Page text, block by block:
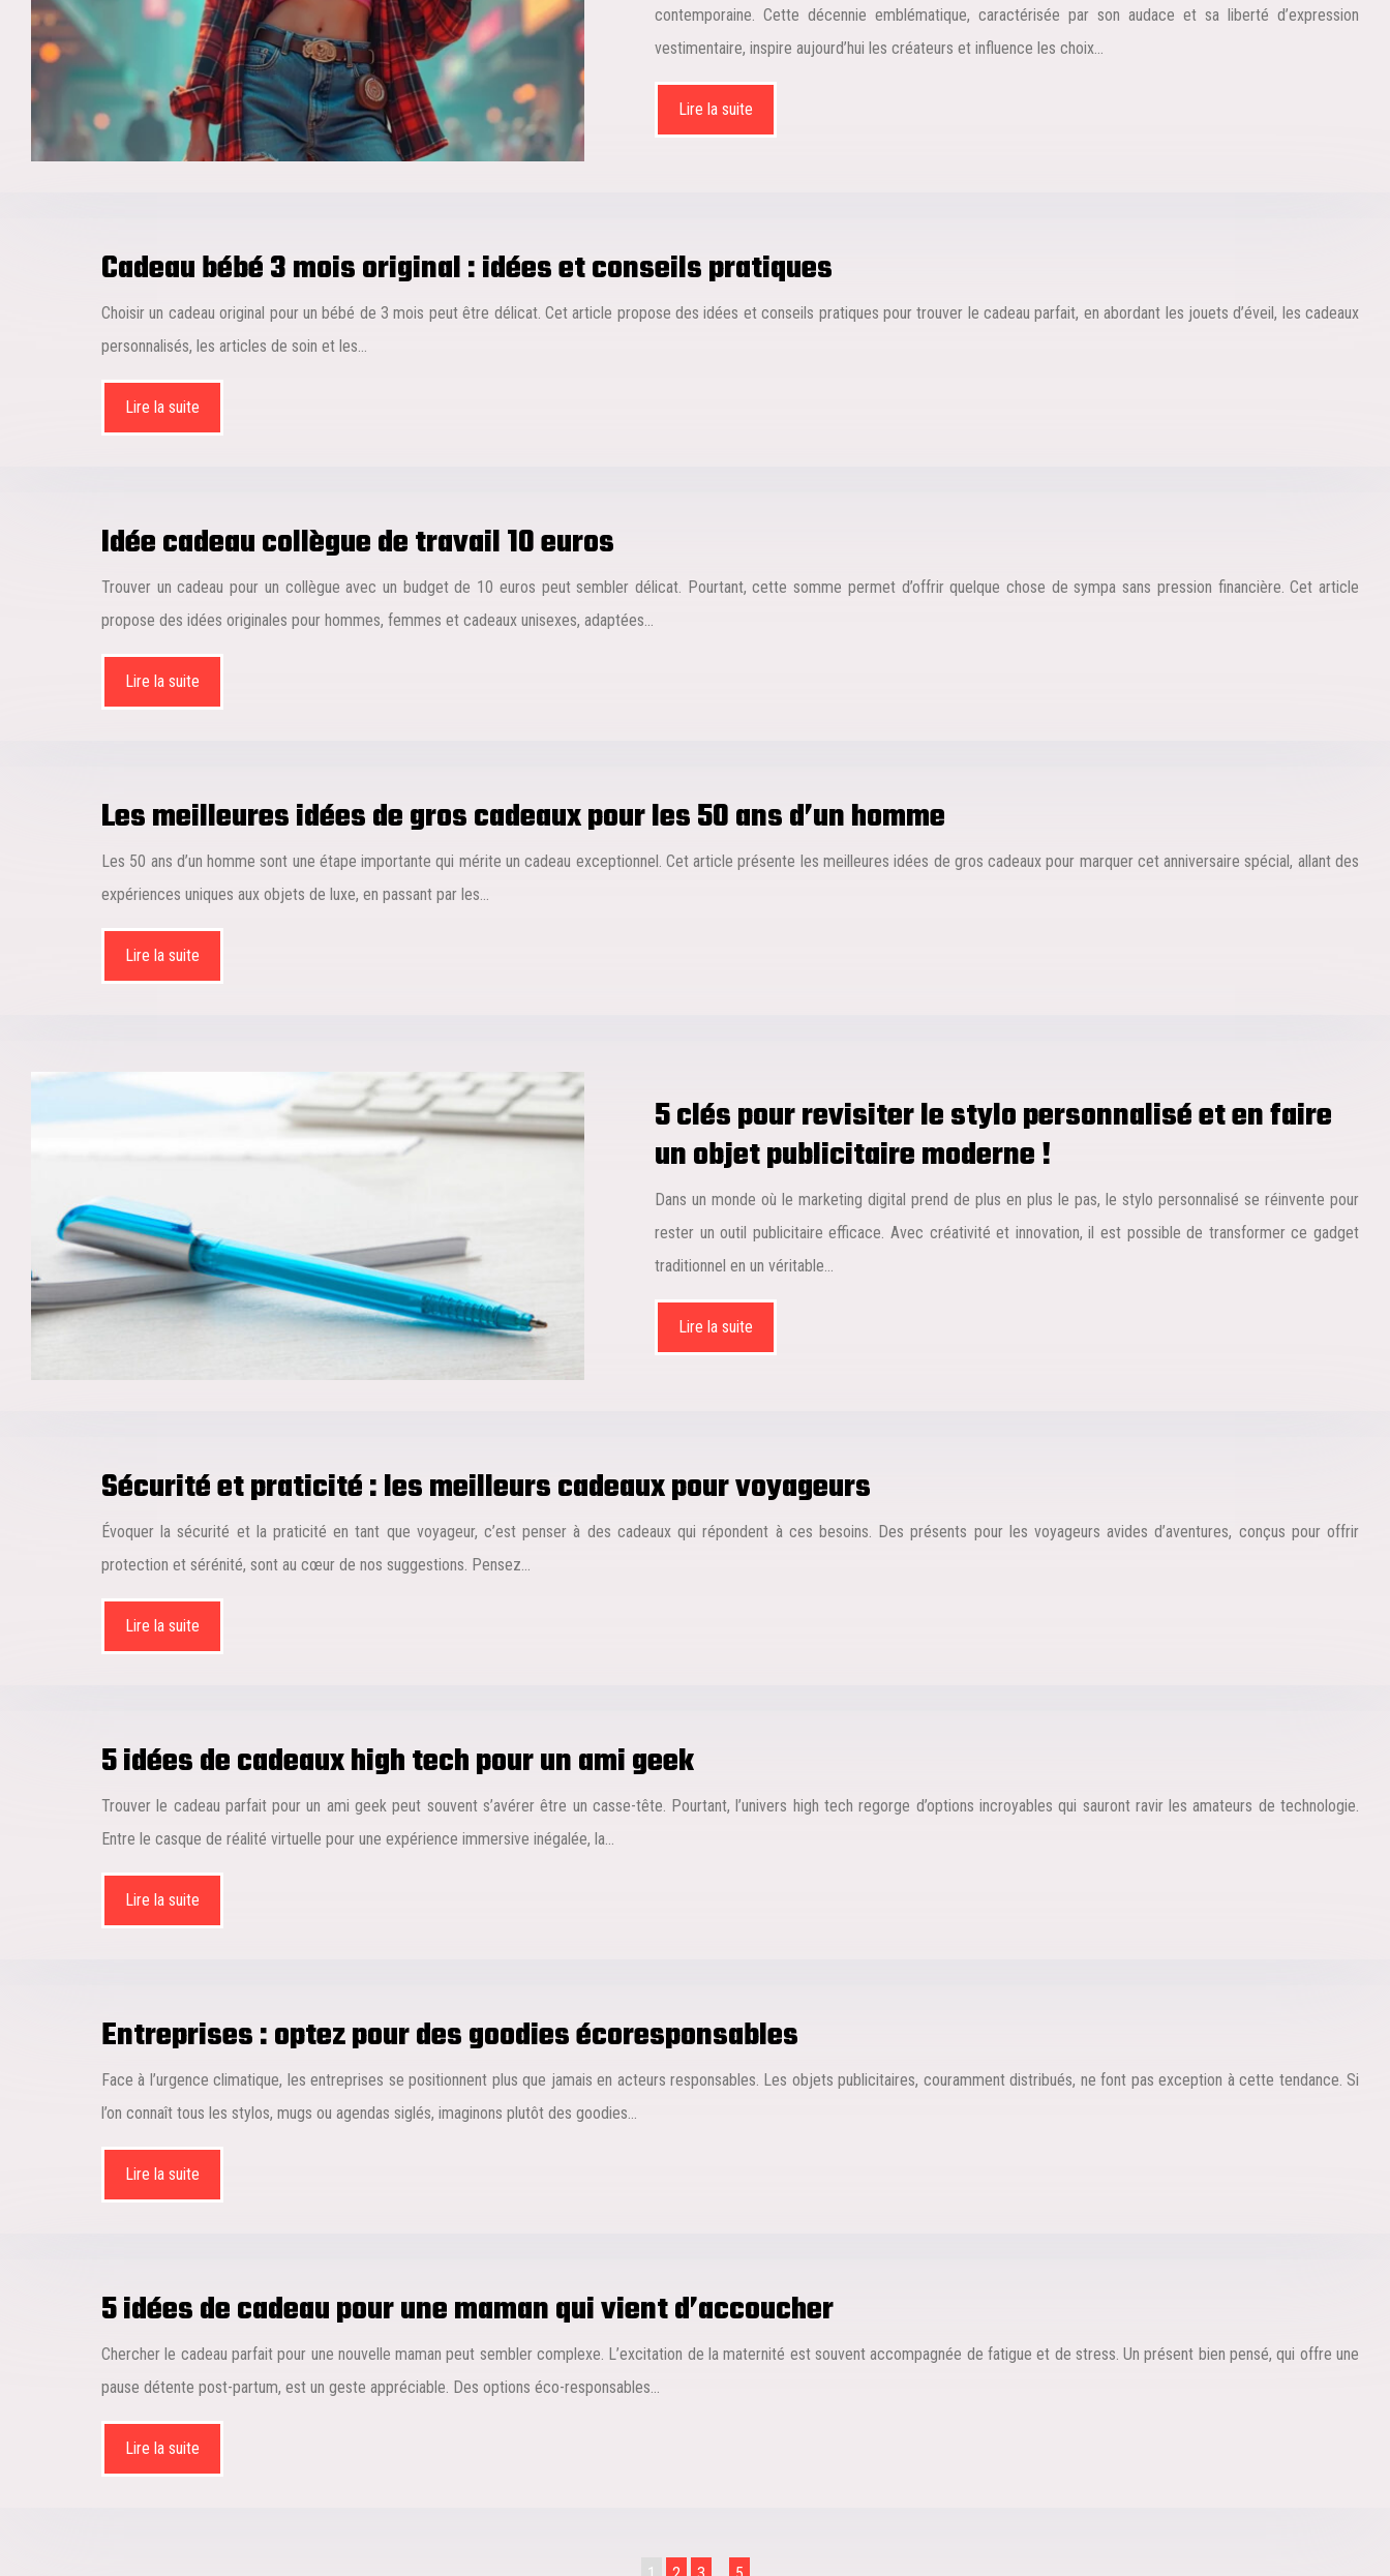
contemporaine. Cette décennie emblématique, caractérisée par son audace et sa liberté d’expression
vestimentaire, inspire aujourd’hui les créateurs et influence les choix…
Lire la suite
Cadeau bébé 3 mois original : idées et conseils pratiques
Choisir un cadeau original pour un bébé de 3 mois peut être délicat. Cet article propose des idées et conseils pratiques pour trouver le cadeau parfait, en abordant les jouets d’éveil, les cadeaux
personnalisés, les articles de soin et les…
Lire la suite
Idée cadeau collègue de travail 10 euros
Trouver un cadeau pour un collègue avec un budget de 10 euros peut sembler délicat. Pourtant, cette somme permet d’offrir quelque chose de sympa sans pression financière. Cet article
propose des idées originales pour hommes, femmes et cadeaux unisexes, adaptées…
Lire la suite
Les meilleures idées de gros cadeaux pour les 50 ans d’un homme
Les 50 ans d’un homme sont une étape importante qui mérite un cadeau exceptionnel. Cet article présente les meilleures idées de gros cadeaux pour marquer cet anniversaire spécial, allant des
expériences uniques aux objets de luxe, en passant par les…
Lire la suite
5 clés pour revisiter le stylo personnalisé et en faire
un objet publicitaire moderne !
Dans un monde où le marketing digital prend de plus en plus le pas, le stylo personnalisé se réinvente pour
rester un outil publicitaire efficace. Avec créativité et innovation, il est possible de transformer ce gadget
traditionnel en un véritable…
Lire la suite
Sécurité et praticité : les meilleurs cadeaux pour voyageurs
Évoquer la sécurité et la praticité en tant que voyageur, c’est penser à des cadeaux qui répondent à ces besoins. Des présents pour les voyageurs avides d’aventures, conçus pour offrir
protection et sérénité, sont au cœur de nos suggestions. Pensez…
Lire la suite
5 idées de cadeaux high tech pour un ami geek
Trouver le cadeau parfait pour un ami geek peut souvent s’avérer être un casse-tête. Pourtant, l’univers high tech regorge d’options incroyables qui sauront ravir les amateurs de technologie.
Entre le casque de réalité virtuelle pour une expérience immersive inégalée, la…
Lire la suite
Entreprises : optez pour des goodies écoresponsables
Face à l’urgence climatique, les entreprises se positionnent plus que jamais en acteurs responsables. Les objets publicitaires, couramment distribués, ne font pas exception à cette tendance. Si
l’on connaît tous les stylos, mugs ou agendas siglés, imaginons plutôt des goodies…
Lire la suite
5 idées de cadeau pour une maman qui vient d’accoucher
Chercher le cadeau parfait pour une nouvelle maman peut sembler complexe. L’excitation de la maternité est souvent accompagnée de fatigue et de stress. Un présent bien pensé, qui offre une
pause détente post-partum, est un geste appréciable. Des options éco-responsables…
Lire la suite